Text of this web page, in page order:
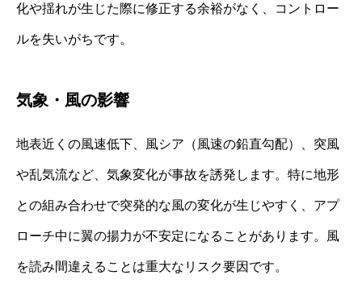
化や揺れが生じた際に修正する余裕がなく、コントロー
ルを失いがちです。
気象・風の影響
地表近くの風速低下、風シア（風速の鉛直勾配）、突風
や乱気流など、気象変化が事故を誘発します。特に地形
との組み合わせで突発的な風の変化が生じやすく、アプ
ローチ中に翼の揚力が不安定になることがあります。風
を読み間違えることは重大なリスク要因です。